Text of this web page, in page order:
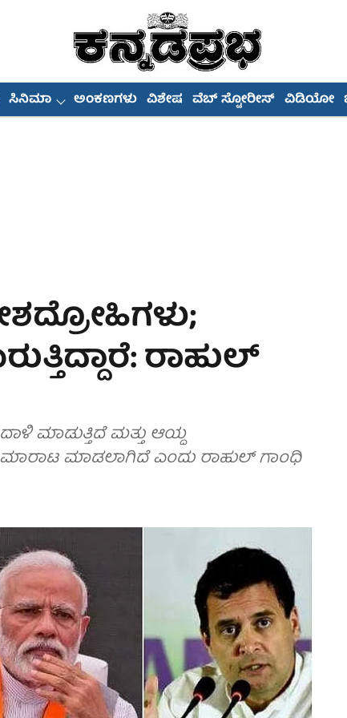
ಸಿನಿಮಾ ಅಂಕಣಗಳು ವಿಶೇಷ ವೆಬ್ ಸ್ಟೋರೀಸ್ ವಿಡಿಯೋ
ರಾಹುಲ್
ಮಾಡುತ್ತಿದೆ ಮತ್ತು ಆಯ್ದ
ಮಾರಾಟ ಮಾಡಲಾಗಿದೆ ಎಂದು ರಾಹುಲ್ ಗಾಂಧಿ